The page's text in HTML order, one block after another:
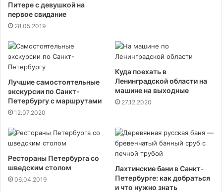
Питере с девушкой на
первое свидание
28.05.2019
Лучшие самостоятельные
экскурсии по Санкт-
Петербургу с маршрутами
12.07.2020
Куда поехать в
Ленинградской области на
машине на выходные
27.12.2020
Рестораны Петербурга со
шведским столом
06.04.2019
Лахтинские бани в Санкт-
Петербурге: как добраться
и что нужно знать